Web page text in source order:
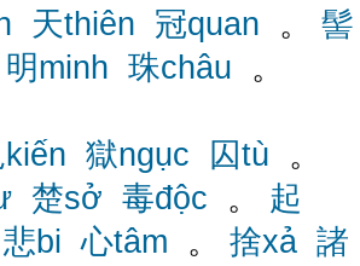
天thiên 冠quan 。 髻
明minh 珠châu 。
kiến 獄ngục 囚tù 。
楚sở 毒độc 。 起
悲bi 心tâm 。 捨xả 諸